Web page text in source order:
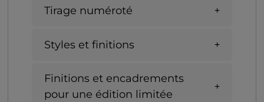
Tirage numéroté
Styles et finitions
Finitions et encadrements
pour une édition limitée